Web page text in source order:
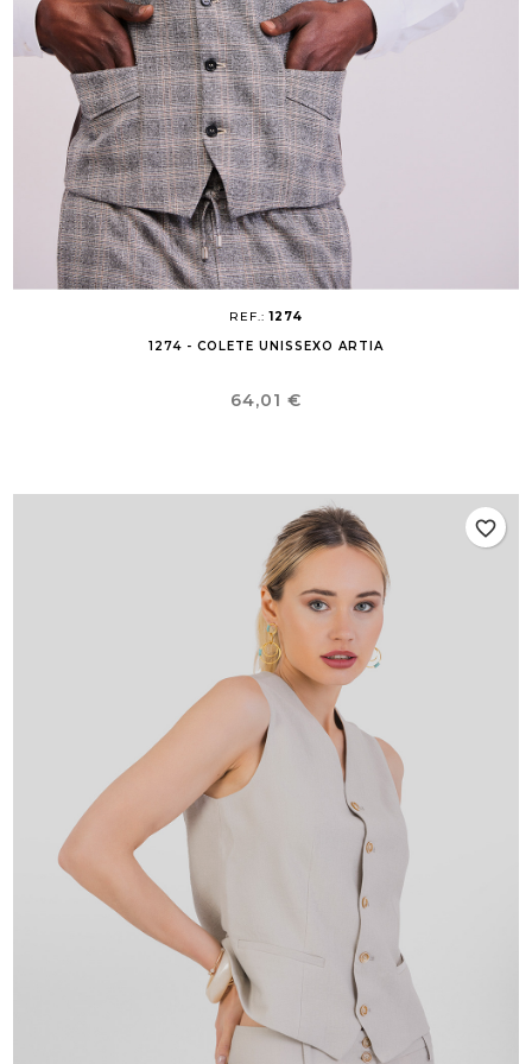
REF.:1274
1274 - COLETE UNISSEXO ARTIA
Preço
64,01 €
favorite_border